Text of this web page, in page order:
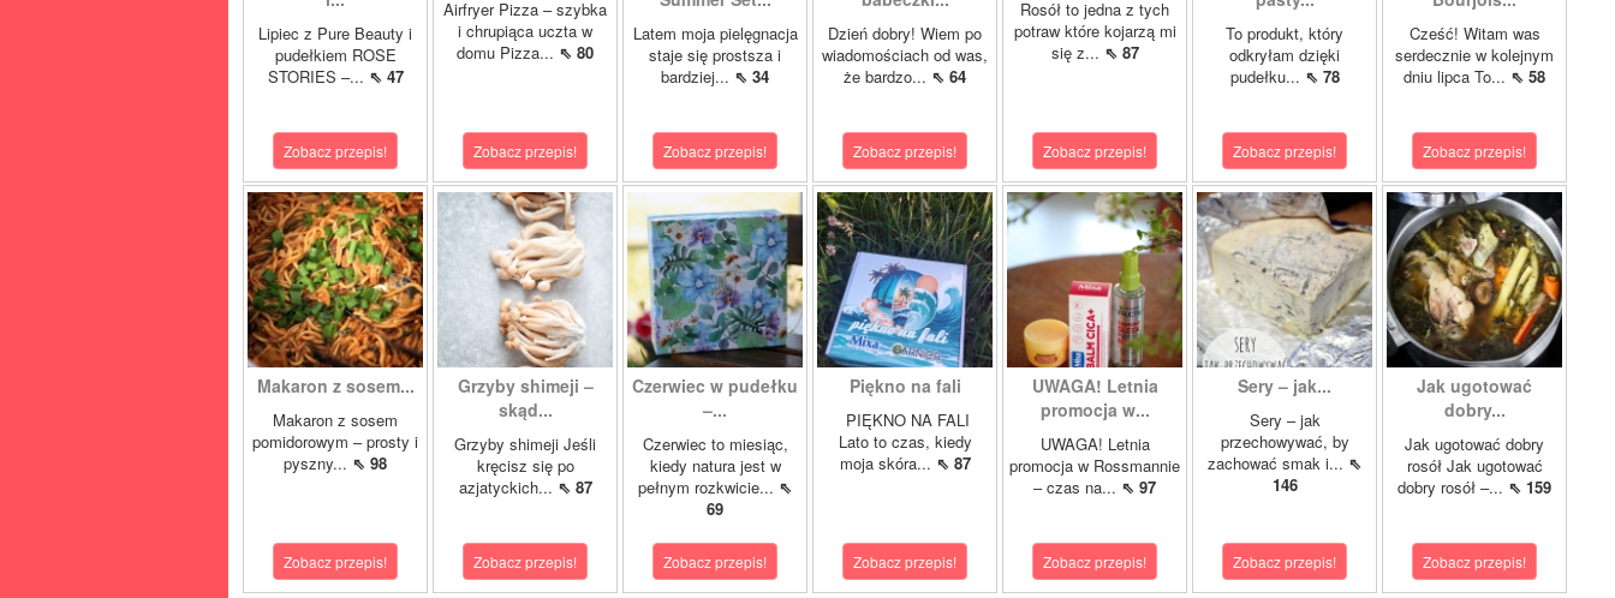
Lipiec z Pure Beauty i
pudełkiem ROSE
STORIES –... ⇖ 47
Zobacz przepis!
Airfryer Pizza – szybka
i chrupiąca uczta w
domu Pizza... ⇖ 80
Zobacz przepis!
Latem moja pielęgnacja
staje się prostsza i
bardziej... ⇖ 34
Zobacz przepis!
Dzień dobry! Wiem po
wiadomościach od was,
że bardzo... ⇖ 64
Zobacz przepis!
Rosół to jedna z tych
potraw które kojarzą mi
się z... ⇖ 87
Zobacz przepis!
To produkt, który
odkryłam dzięki
pudełku... ⇖ 78
Zobacz przepis!
Cześć! Witam was
serdecznie w kolejnym
dniu lipca To... ⇖ 58
Zobacz przepis!
Makaron z sosem...
Makaron z sosem
pomidorowym – prosty i
pyszny... ⇖ 98
Zobacz przepis!
Grzyby shimeji –
skąd...
Grzyby shimeji Jeśli
kręcisz się po
azjatyckich... ⇖ 87
Zobacz przepis!
Czerwiec w pudełku
–...
Czerwiec to miesiąc,
kiedy natura jest w
pełnym rozkwicie... ⇖
69
Zobacz przepis!
Piękno na fali
PIĘKNO NA FALI
Lato to czas, kiedy
moja skóra... ⇖ 87
Zobacz przepis!
UWAGA! Letnia
promocja w...
UWAGA! Letnia
promocja w Rossmannie
– czas na... ⇖ 97
Zobacz przepis!
Sery – jak...
Sery – jak
przechowywać, by
zachować smak i... ⇖
146
Zobacz przepis!
Jak ugotować
dobry...
Jak ugotować dobry
rosół Jak ugotować
dobry rosół –... ⇖ 159
Zobacz przepis!